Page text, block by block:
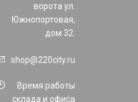
ворота ул.
Южнопортовая,
дом 32.
shop@220city.ru
Время работы
склада и офиса